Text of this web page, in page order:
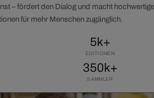
– fördert den Dialog und macht hochwertige
für mehr Menschen zugänglich.
5k+
EDITIONEN
350k+
SAMMLER